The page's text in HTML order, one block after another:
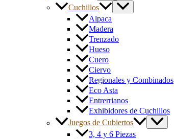
Cuchillos
Alpaca
Madera
Trenzado
Hueso
Cuero
Ciervo
Regionales y Combinados
Eco Asta
Entrerrianos
Exhibidores de Cuchillos
Juegos de Cubiertos
3, 4 y 6 Piezas